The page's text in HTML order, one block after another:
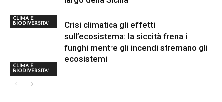
CLIMA E
BIODIVERSITA'
CLIMA E
BIODIVERSITA'
Crisi climatica gli effetti
sull’ecosistema: la siccità frena i
funghi mentre gli incendi stremano gli
ecosistemi